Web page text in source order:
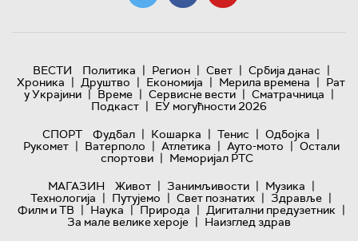
ВЕСТИ Политика | Регион | Свет | Србија данас |
Хроника | Друштво | Економија | Мерила времена | Рат
у Украјини | Време | Сервисне вести | Сматрачница |
Подкаст | ЕУ могућности 2026
СПОРТ
Фудбал | Кошарка | Тенис | Одбојка |
Рукомет | Ватерполо | Атлетика | Ауто-мото | Остали
спортови | Меморијал РТС
МАГАЗИН
Живот | Занимљивости | Музика |
Технологијa | Путујемо | Свет познатих | Здравље |
Филм и ТВ | Наука | Природа | Дигитални предузетник |
За мале велике хероје | Наизглед здрав